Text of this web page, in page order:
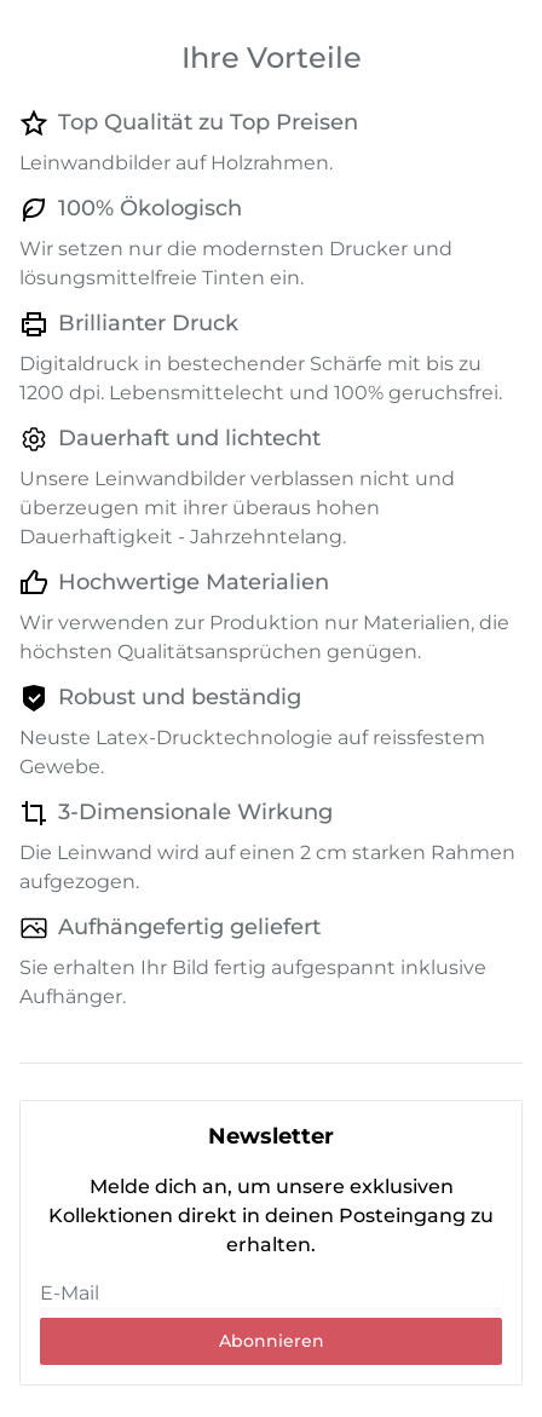
Ihre Vorteile
Top Qualität zu Top Preisen
Leinwandbilder auf Holzrahmen.
100% Ökologisch
Wir setzen nur die modernsten Drucker und
lösungsmittelfreie Tinten ein.
Brillianter Druck
Digitaldruck in bestechender Schärfe mit bis zu
1200 dpi. Lebensmittelecht und 100% geruchsfrei.
Dauerhaft und lichtecht
Unsere Leinwandbilder verblassen nicht und
überzeugen mit ihrer überaus hohen
Dauerhaftigkeit - Jahrzehntelang.
Hochwertige Materialien
Wir verwenden zur Produktion nur Materialien, die
höchsten Qualitätsansprüchen genügen.
Robust und beständig
Neuste Latex-Drucktechnologie auf reissfestem
Gewebe.
3-Dimensionale Wirkung
Die Leinwand wird auf einen 2 cm starken Rahmen
aufgezogen.
Aufhängefertig geliefert
Sie erhalten Ihr Bild fertig aufgespannt inklusive
Aufhänger.
Newsletter
Melde dich an, um unsere exklusiven
Kollektionen direkt in deinen Posteingang zu
erhalten.
Abonnieren